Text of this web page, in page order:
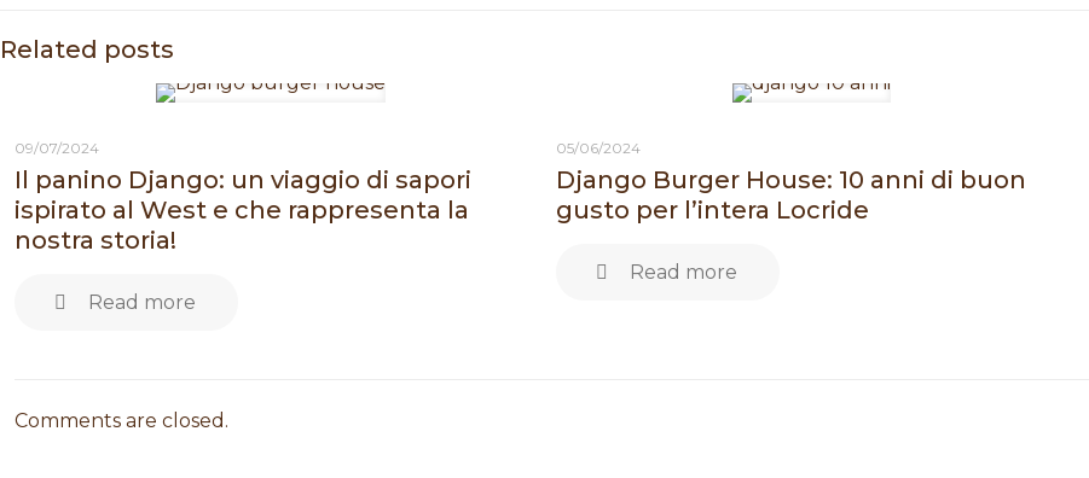
Related posts
09/07/2024
Il panino Django: un viaggio di sapori
ispirato al West e che rappresenta la
nostra storia!
Read more
05/06/2024
Django Burger House: 10 anni di buon
gusto per l’intera Locride
Read more
Comments are closed.